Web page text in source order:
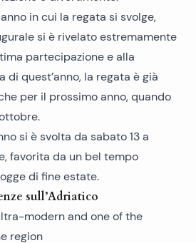
in cui la regata si svolge,
si è rivelato estremamente
partecipazione e alla
di quest’anno, la regata è già
per il prossimo anno, quando
si è svolta da sabato 13 a
favorita da un bel tempo
di fine estate.
sull’Adriatico